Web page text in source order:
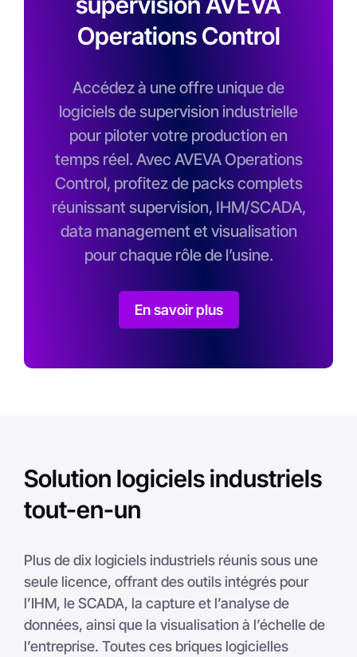
Operations Control
logiciels de supervision industrielle
pour piloter votre production en
temps réel. Avec AVEVA Operations
Control, profitez de packs complets
réunissant supervision, IHM/SCADA,
data management et visualisation
pour chaque rôle de l’usine.
En savoir plus
tout-en-un
seule licence, offrant des outils intégrés pour
l’IHM, le SCADA, la capture et l’analyse de
données, ainsi que la visualisation à l’échelle de
l’entreprise. Toutes ces briques logicielles
interconnectées vous placent au cœur de vos